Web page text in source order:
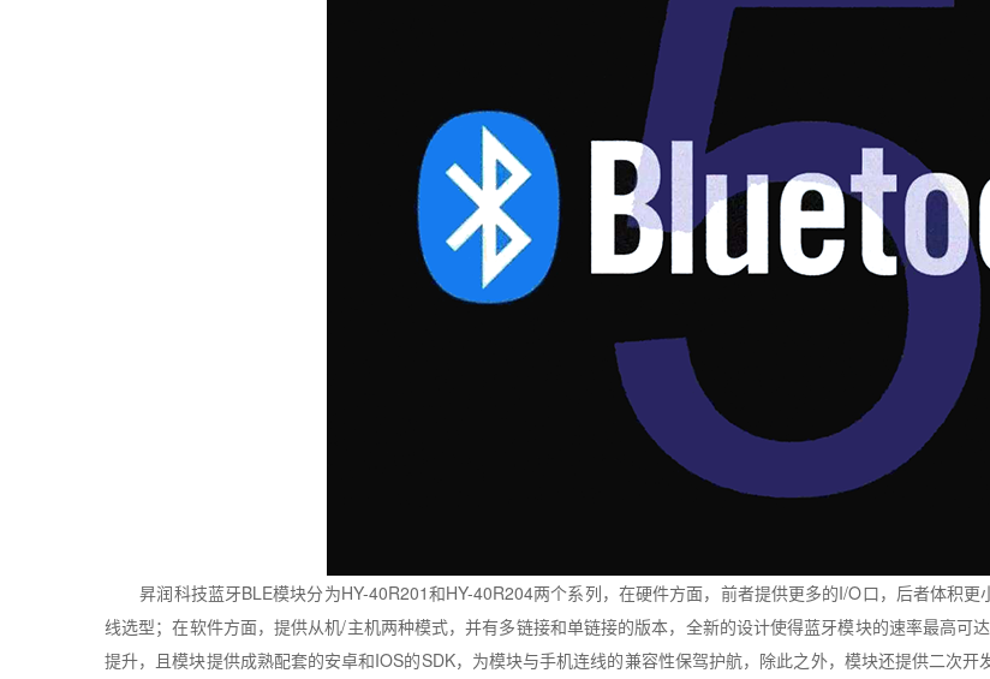
昇润科技蓝牙BLE模块分为HY-40R201和HY-40R204两个系列，在硬件方面，前者提供更多的I/O口，后者体积更
线选型；在软件方面，提供从机/主机两种模式，并有多链接和单链接的版本，全新的设计使得蓝牙模块的速率最高可达
提升，且模块提供成熟配套的安卓和IOS的SDK，为模块与手机连线的兼容性保驾护航，除此之外，模块还提供二次